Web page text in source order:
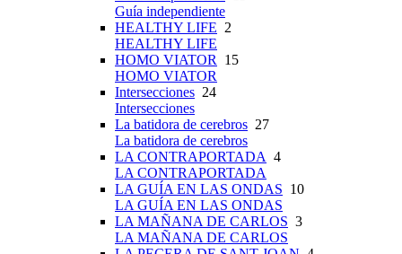
Guía independiente
HEALTHY LIFE 2
HEALTHY LIFE
HOMO VIATOR
15
HOMO VIATOR
Intersecciones 24
Intersecciones
La batidora de cerebros 27
La batidora de cerebros
LA CONTRAPORTADA 4
LA CONTRAPORTADA
LA GUÍA EN LAS ONDAS 10
LA GUÍA EN LAS ONDAS
LA MAÑANA DE CARLOS 3
LA MAÑANA DE CARLOS